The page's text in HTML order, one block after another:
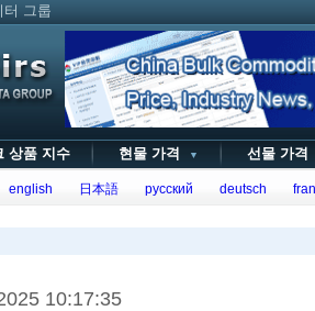
터 그룹
상품 지수 현물 가격 ▼ 선물 가
english 日本語 русский deutsch
10:17:35